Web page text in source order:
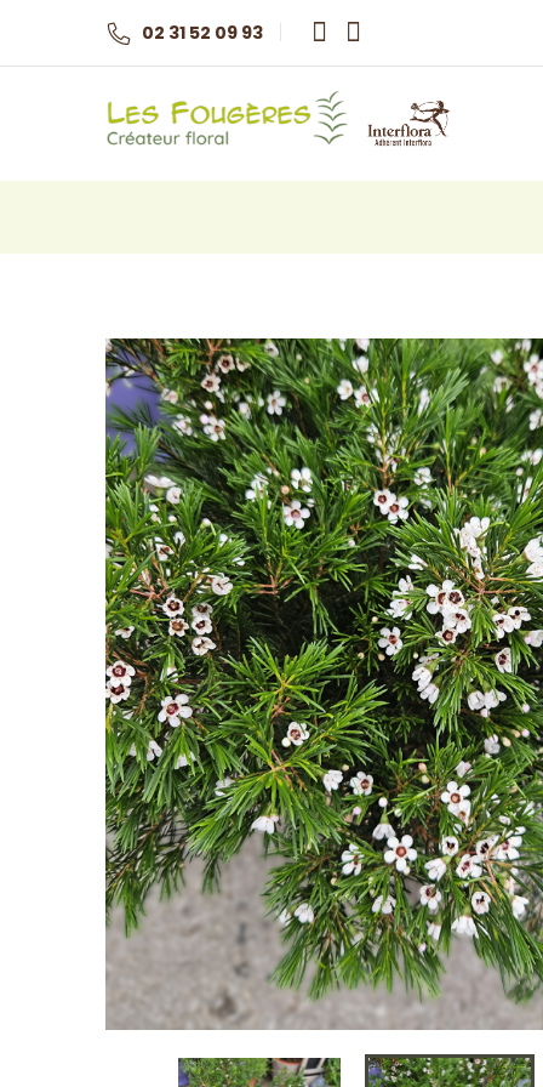
02 31 52 09 93